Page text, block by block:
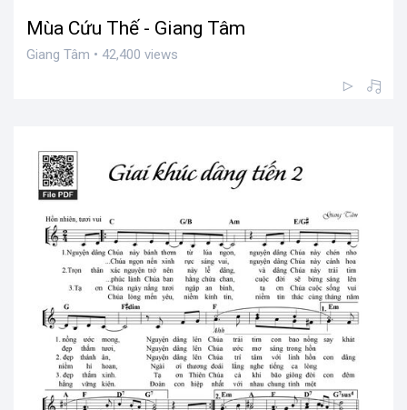
Mùa Cứu Thế - Giang Tâm
Giang Tâm • 42,400 views